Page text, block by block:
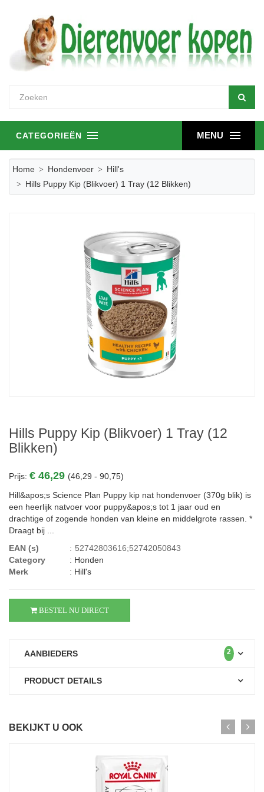
MENU
CATEGORIEËN
Home Hondenvoer
Hill's
Hills Puppy Kip (blikvoer) 1 Tray (12 Blikken)
Hills Puppy Kip (blikvoer) 1 Tray (12
Blikken)
Prijs: € 46,29 (46,29 - 90,75)
Hill&apos;s Science Plan Puppy kip nat hondenvoer (370g blik) is
een heerlijk natvoer voor puppy&apos;s tot 1 jaar oud en
drachtige of zogende honden van kleine en middelgrote rassen. *
Draagt bij ...
EAN (s)
: 52742803616;52742050843
Category
: Honden
Merk
: Hill's
BESTEL NU DIRECT
AANBIEDERS 2
PRODUCT DETAILS
BEKIJKT U OOK